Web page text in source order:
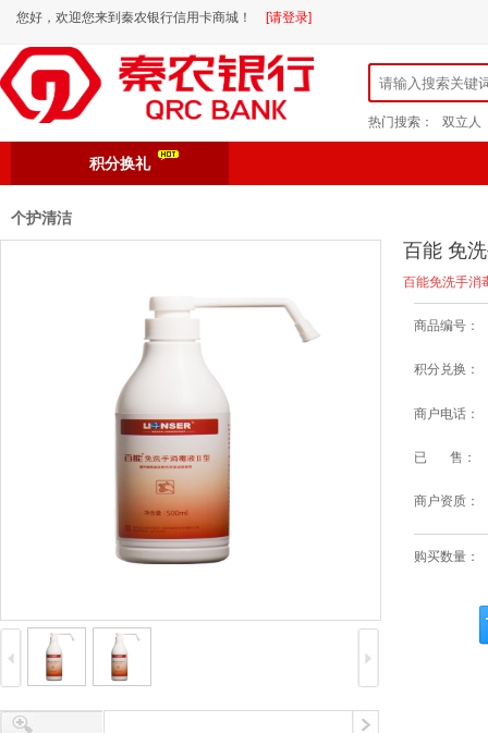
您好，欢迎您来到秦农银行信用卡商城！ [请登录]
热门搜索： 双立人
积分换礼
个护清洁
百能 免
百能免洗手消
商品编号：
积分兑换：
商户电话：
已 售：
商户资质：
购买数量：